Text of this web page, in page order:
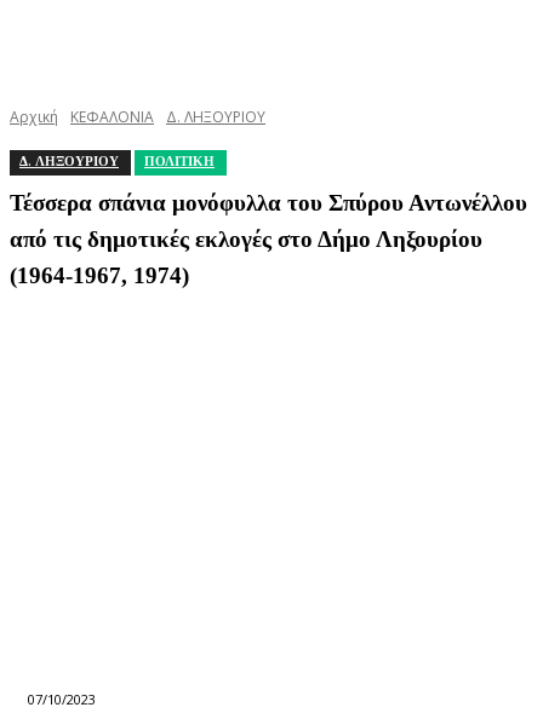
Αρχική ΚΕΦΑΛΟΝΙΑ Δ. ΛΗΞΟΥΡΙΟΥ
Δ. ΛΗΞΟΥΡΙΟΥ ΠΟΛΙΤΙΚΗ
Τέσσερα σπάνια μονόφυλλα του Σπύρου Αντωνέλλου
από τις δημοτικές εκλογές στο Δήμο Ληξουρίου
(1964-1967, 1974)
07/10/2023